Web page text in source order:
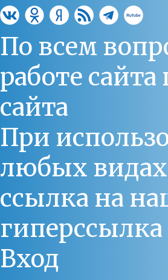
По всем
работе
сайта
При
любых
ссылка на
Вход